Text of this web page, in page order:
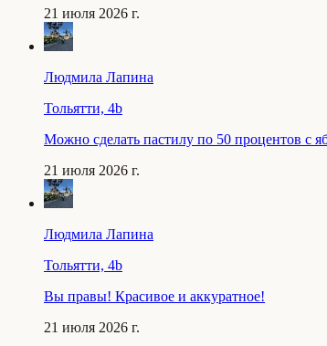
21 июля 2026 г.
Людмила Лапина
Тольятти, 4b
Можно сделать пастилу по 50 процентов с
21 июля 2026 г.
Людмила Лапина
Тольятти, 4b
Вы правы! Красивое и аккуратное!
21 июля 2026 г.